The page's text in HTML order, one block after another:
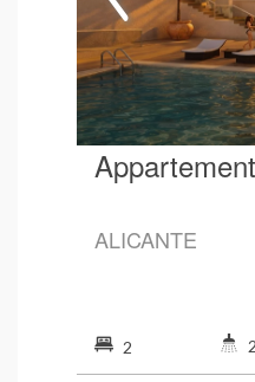
ALICANTE
2 2